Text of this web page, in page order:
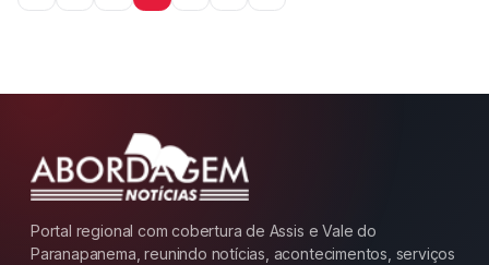
Portal regional com cobertura de Assis e Vale do
Paranapanema, reunindo notícias, acontecimentos, serviços